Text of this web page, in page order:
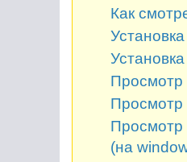
Как
Просмотр
Просмотр
Просмотр
(на